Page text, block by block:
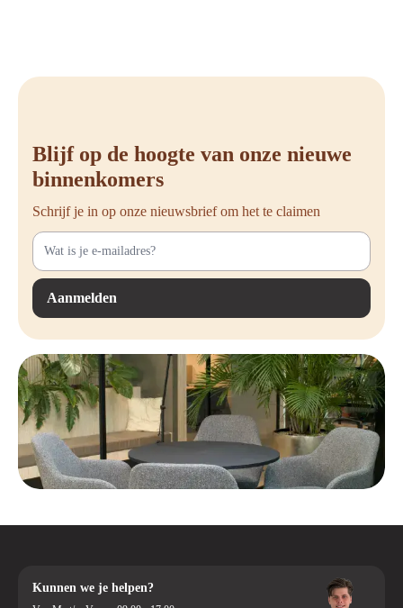
jouw wensen en werkstijl. Of je nu een compacte tafel zoekt voor een
vergadertafel het beste bij jouw werkplek past.
Blijf op de hoogte van onze nieuwe
binnenkomers
Schrijf je in op onze nieuwsbrief om het te claimen
Aanmelden
Kunnen we je helpen?